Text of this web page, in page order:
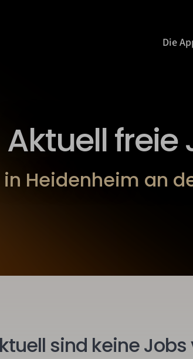
Die
Aktuell freie
in Heidenheim an
sind keine